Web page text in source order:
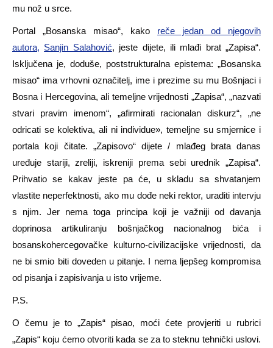
mu nož u srce.
Portal „Bosanska misao“, kako reče jedan od njegovih
autora, Sanjin Salahović, jeste dijete, ili mlađi brat „Zapisa“.
Isključena je, doduše, poststrukturalna epistema: „Bosanska
misao“ ima vrhovni označitelj, ime i prezime su mu Bošnjaci i
Bosna i Hercegovina, ali temeljne vrijednosti „Zapisa“, „nazvati
stvari pravim imenom“, „afirmirati racionalan diskurz“, „ne
odricati se kolektiva, ali ni individue», temeljne su smjernice i
portala koji čitate. „Zapisovo“ dijete / mlađeg brata danas
uređuje stariji, zreliji, iskreniji prema sebi urednik „Zapisa“.
Prihvatio se kakav jeste pa će, u skladu sa shvatanjem
vlastite neperfektnosti, ako mu dođe neki rektor, uraditi intervju
s njim. Jer nema toga principa koji je važniji od davanja
doprinosa artikuliranju bošnjačkog nacionalnog bića i
bosanskohercegovačke kulturno-civilizacijske vrijednosti, da
ne bi smio biti doveden u pitanje. I nema ljepšeg kompromisa
od pisanja i zapisivanja u isto vrijeme.
P.S.
O čemu je to „Zapis“ pisao, moći ćete provjeriti u rubrici
„Zapis“ koju ćemo otvoriti kada se za to steknu tehnički uslovi.